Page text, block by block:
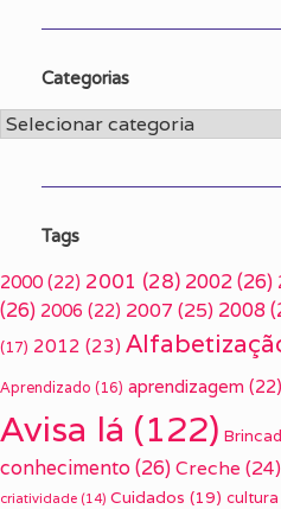
Categorias
Categorias
Tags
2000 (22) 2001 (28) 2002(26)
(26) 2006 (22) 2007 (25) 2008
(17) 2012 (23)
Aprendizado (16) aprendizagem (22)
Avisa lá (122)
conhecimento(26) Creche (24)
criatividade (14) Cuidados (19) cultura